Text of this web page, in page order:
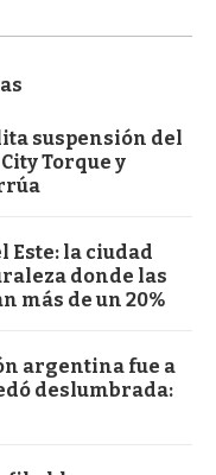
suspensión del
Torque y
Este: la ciudad
donde las
más de un 20%
argentina fue a
deslumbrada: